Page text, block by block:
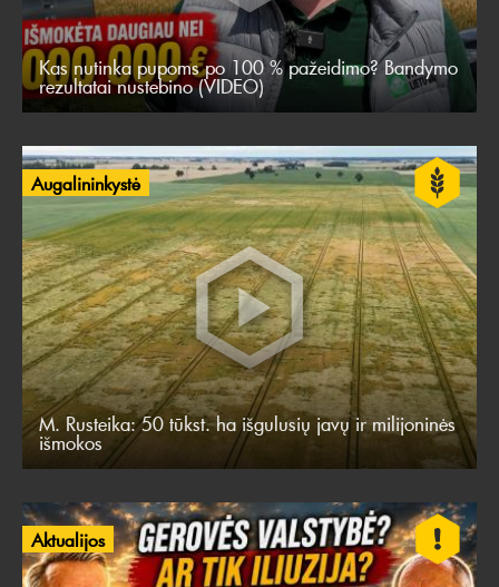
Kas nutinka pupoms po 100 % pažeidimo? Bandymo
rezultatai nustebino (VIDEO)
Augalininkystė
M. Rusteika: 50 tūkst. ha išgulusių javų ir milijoninės
išmokos
Aktualijos